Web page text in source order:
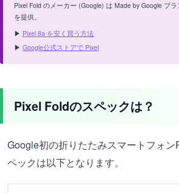
Pixel Fold のメーカー (Google) は Made by Google ブ
を提供。
▶ Pixel 8a を安く買う方法
▶ Google公式ストアで Pixel
Pixel Foldのスペックは？
Google初の折りたたみスマートフォ
ペックは以下となります。